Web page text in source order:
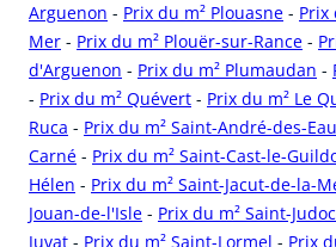
Arguenon - Prix du m² Plouasne - Prix
Mer - Prix du m² Plouër-sur-Rance -
d'Arguenon - Prix du m² Plumaudan -
- Prix du m² Quévert - Prix du m² Le
Ruca - Prix du m² Saint-André-des-
Carné - Prix du m² Saint-Cast-le-
Hélen - Prix du m² Saint-Jacut-de-la-
Jouan-de-l'Isle - Prix du m² Saint-
Juvat - Prix du m² Saint-Lormel - Prix